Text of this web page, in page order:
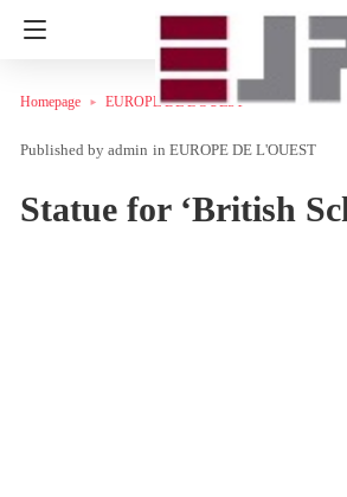
Homepage EUROPE DE L'OUEST
admin in EUROPE DE L'OUEST
Statue for ‘British